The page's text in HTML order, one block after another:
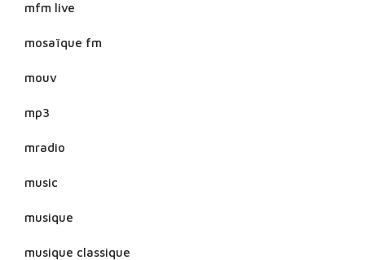
mfm live
mosaïque fm
mouv
mp3
mradio
music
musique
musique classique